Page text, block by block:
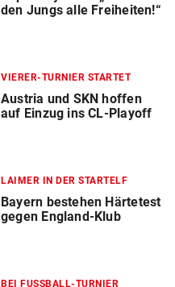
den Jungs alle Freiheiten!“
VIERER-TURNIER STARTET
Austria und SKN hoffen
auf Einzug ins CL-Playoff
LAIMER IN DER STARTELF
Bayern bestehen Härtetest
gegen England-Klub
BEI FUSSBALL-TURNIER